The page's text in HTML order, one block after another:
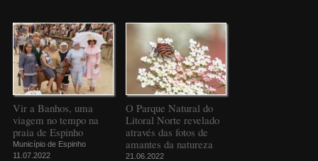
Vir a Banhos, uma
viagem no tempo na
praia de Espinho
Município de Espinho
11.07.2022
O Parque Natural do
Litoral Norte revelado
através das fotos de
amantes da natureza
21.06.2022